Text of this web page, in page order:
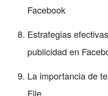
Facebook
Estrategias
publicidad en
La importancia de
File